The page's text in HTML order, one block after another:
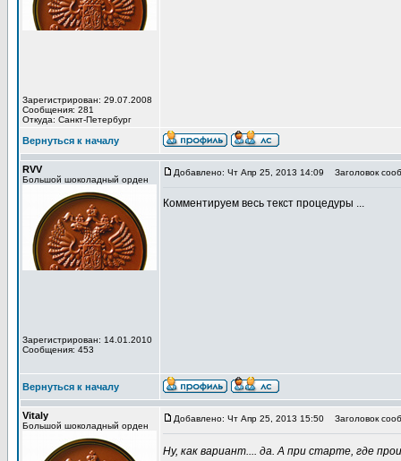
Зарегистрирован: 29.07.2008
Сообщения: 281
Откуда: Санкт-Петербург
Вернуться к началу
RVV
Большой шоколадный орден
Зарегистрирован: 14.01.2010
Сообщения: 453
Добавлено: Чт Апр 25, 2013 14:09 Заголовок
Комментируем весь текст процедуры ...
Вернуться к началу
Vitaly
Большой шоколадный орден
Добавлено: Чт Апр 25, 2013 15:50 Заголовок
Ну, как вариант.... да. А при старте, где